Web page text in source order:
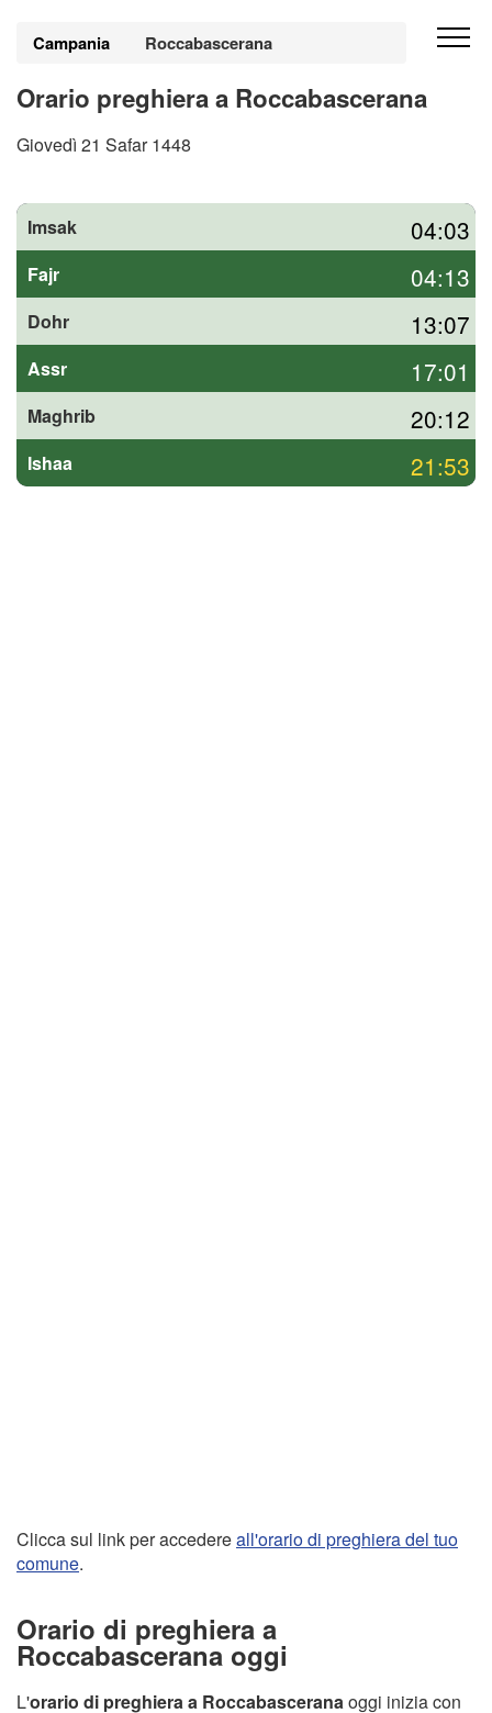
Campania Roccabascerana
Orario preghiera a Roccabascerana
Giovedì 21 Safar 1448
Imsak 04:03
Fajr 04:13
Dohr 13:07
Assr 17:01
Maghrib 20:12
Ishaa 21:53
Clicca sul link per accedereall'orario di preghiera del tuo
comune.
Orario di preghiera a
Roccabascerana oggi
L'orario di preghiera a Roccabasceranaoggi inizia con